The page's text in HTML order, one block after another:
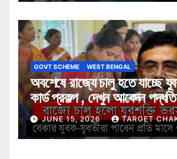
GOVT SCHEME WEST BENGAL
অবশেষে রাজ্যে চালু হতে যাচ্ছে
কার্ড প্রকল্প , দেখুন আবেদন
Shakti Bharosa Card
JUNE 15, 2026 TARGET